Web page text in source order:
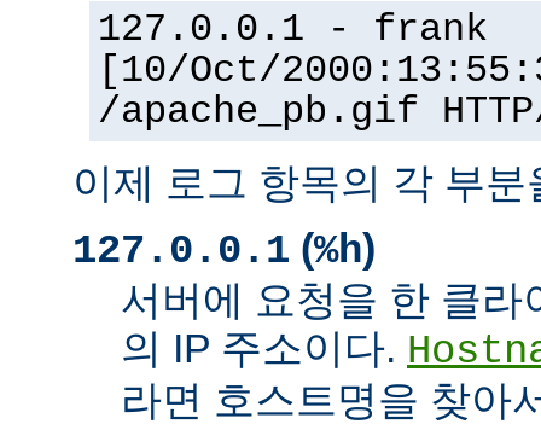
127.0.0.1 - frank
[10/Oct/
/apache_pb.gif
이제 로그 항목의 각 부
127.0.0.1 (%h)
서버에 요청을 한 클라
의 IP 주소이다.
라면 호스트명을 찾아